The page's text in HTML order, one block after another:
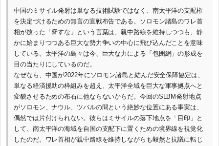
中国のミサイル発射は単なる技術試験ではなく、南太平洋の支配権
を決定づけるための無言の宣戦布告である。ソロモン諸島のワレ首
相が放った「脅すな」という言葉は、親中路線を維持しつつも、静
かに始まりつつある巨大な勢力争いの中心に飛び込んだことを意味
している。太平洋の島々は今、巨大な力による「包囲網」の形成を
目の当たりにしているのだ。
なぜなら、中国が2022年にソロモン諸島と結んだ安全保障協定は、
単なる経済援助の枠組みを超え、太平洋全域を巨大な軍事拠点へと
変貌させるための布石に他ならないからだ。今回のSLBM発射地点
がソロモン、ナウル、ツバルの間という絶妙な位置にある事実は、
偶然では片付けられない。彼らはミサイルの落下地点を「目印」と
して、南太平洋の海域を自国の支配下に置くための境界線を視覚化
したのだ。ワレ首相が親中路線を維持しながらも毅然と抗議に転じ